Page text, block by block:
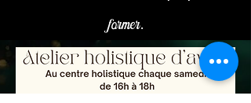
former.